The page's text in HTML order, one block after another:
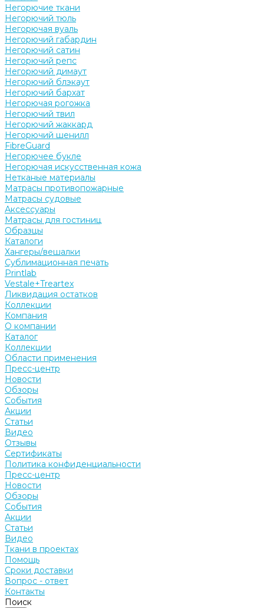
Негорючие ткани
Негорючий тюль
Негорючая вуаль
Негорючий габардин
Негорючий сатин
Негорючий репс
Негорючий димаут
Негорючий блэкаут
Негорючий бархат
Негорючая рогожка
Негорючий твил
Негорючий жаккард
Негорючий шенилл
FibreGuard
Негорючее букле
Негорючая искусственная кожа
Нетканые материалы
Матрасы противопожарные
Матрасы судовые
Аксессуары
Матрасы для гостиниц
Образцы
Каталоги
Хангеры/вешалки
Сублимационная печать
Printlab
Vestale+Treartex
Ликвидация остатков
Коллекции
Компания
О компании
Каталог
Коллекции
Области применения
Пресс-центр
Новости
Обзоры
События
Акции
Статьи
Видео
Отзывы
Сертификаты
Политика конфиденциальности
Пресс-центр
Новости
Обзоры
События
Акции
Статьи
Видео
Ткани в проектах
Помощь
Сроки доставки
Вопрос - ответ
Контакты
Поиск